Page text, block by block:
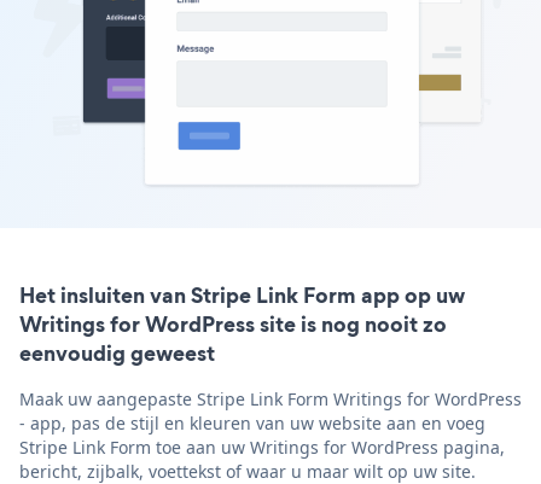
Het insluiten van Stripe Link Form app op uw
Writings for WordPress site is nog nooit zo
eenvoudig geweest
Maak uw aangepaste Stripe Link Form Writings for WordPress
- app, pas de stijl en kleuren van uw website aan en voeg
Stripe Link Form toe aan uw Writings for WordPress pagina,
bericht, zijbalk, voettekst of waar u maar wilt op uw site.